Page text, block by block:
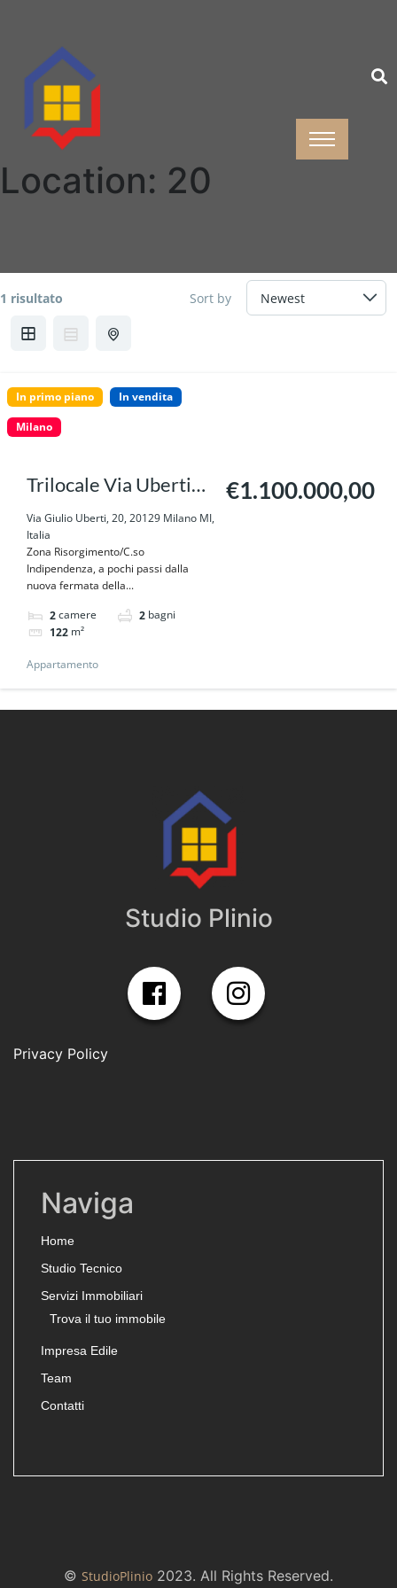
Location: 20
1 risultato Sort by
In primo piano
In vendita
Milano
Trilocale Via Uberti
20 Milano
Via Giulio Uberti, 20, 20129 Milano MI,
Italia
Zona Risorgimento/C.so
Indipendenza, a pochi passi dalla
nuova fermata della...
2camere 2 bagni
122 m²
€1.100.000,00
Appartamento
Studio Plinio
Privacy Policy
Naviga
Home
Studio Tecnico
Servizi Immobiliari
Trova il tuo immobile
Impresa Edile
Team
Contatti
© StudioPlinio 2023. All Rights Reserved.